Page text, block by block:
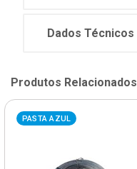
Dados Técnicos
Produtos Relacionados
PASTA AZUL